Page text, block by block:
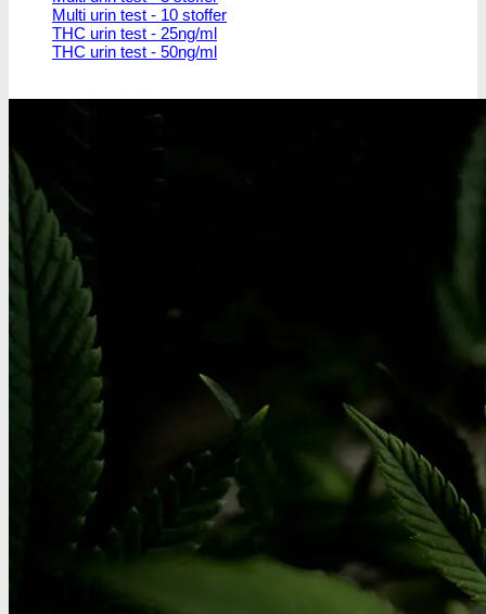
Multi urin test - 10 stoffer
THC urin test - 25ng/ml
THC urin test - 50ng/ml
Oplev alle vores tests her